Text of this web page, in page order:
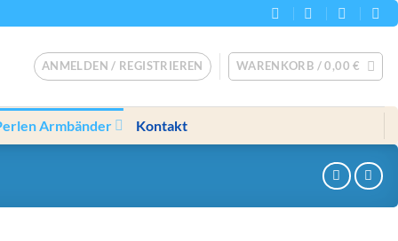
ANMELDEN / REGISTRIEREN WARENKORB /0,00€
Armbänder Kontakt